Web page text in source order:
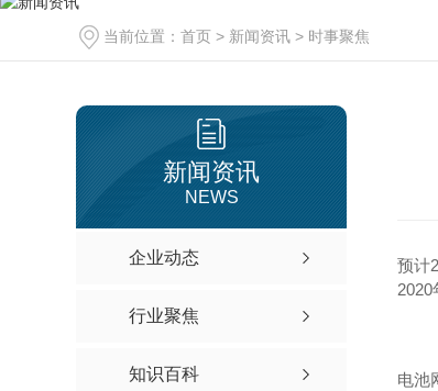
滑模技术
造粒塔滑模
高塔滑模
当前位置： 首页 > 新闻资讯 > 时事聚焦
新闻资讯
NEWS
企业动态
行业聚焦
知识百科
预计
电池